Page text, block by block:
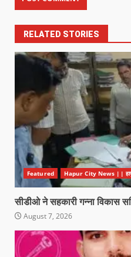
RELATED STORIES
Featured Hapur City News ||
सीडीओ ने सहकारी गन्ना विकास
August 7, 2026